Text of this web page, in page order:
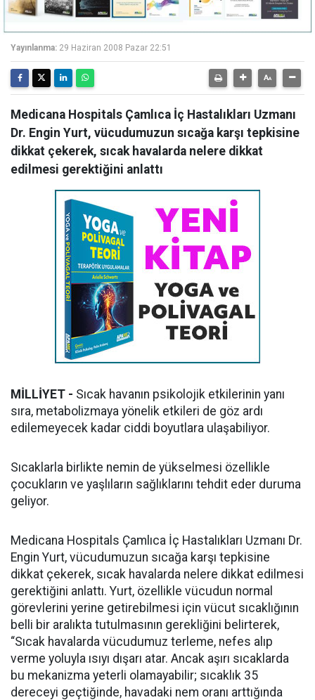
Yayınlanma: 29 Haziran 2008 Pazar 22:51
Medicana Hospitals Çamlıca İç Hastalıkları Uzmanı
Dr. Engin Yurt, vücudumuzun sıcağa karşı tepkisine
dikkat çekerek, sıcak havalarda nelere dikkat
edilmesi gerektiğini anlattı
MİLLİYET - Sıcak havanın psikolojik etkilerinin yanı
sıra, metabolizmaya yönelik etkileri de göz ardı
edilemeyecek kadar ciddi boyutlara ulaşabiliyor.
Sıcaklarla birlikte nemin de yükselmesi özellikle
çocukların ve yaşlıların sağlıklarını tehdit eder duruma
geliyor.
Medicana Hospitals Çamlıca İç Hastalıkları Uzmanı Dr.
Engin Yurt, vücudumuzun sıcağa karşı tepkisine
dikkat çekerek, sıcak havalarda nelere dikkat edilmesi
gerektiğini anlattı. Yurt, özellikle vücudun normal
görevlerini yerine getirebilmesi için vücut sıcaklığının
belli bir aralıkta tutulmasının gerekliğini belirterek,
“Sıcak havalarda vücudumuz terleme, nefes alıp
verme yoluyla ısıyı dışarı atar. Ancak aşırı sıcaklarda
bu mekanizma yeterli olamayabilir; sıcaklık 35
dereceyi geçtiğinde, havadaki nem oranı arttığında